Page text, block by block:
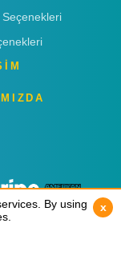
Seçenekleri
By using
x
By using
x